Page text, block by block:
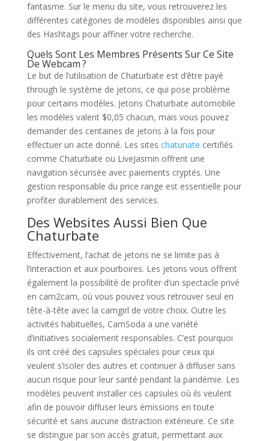
fantasme. Sur le menu du site, vous retrouverez les
différentes catégories de modèles disponibles ainsi que
des Hashtags pour affiner votre recherche.
Quels Sont Les Membres Présents Sur Ce Site
De Webcam ?
Le but de l’utilisation de Chaturbate est d’être payé
through le système de jetons, ce qui pose problème
pour certains modèles. Jetons Chaturbate automobile
les modèles valent $0,05 chacun, mais vous pouvez
demander des centaines de jetons à la fois pour
effectuer un acte donné. Les sites chatunate certifiés
comme Chaturbate ou LiveJasmin offrent une
navigation sécurisée avec paiements cryptés. Une
gestion responsable du price range est essentielle pour
profiter durablement des services.
Des Websites Aussi Bien Que
Chaturbate
Effectivement, l’achat de jetons ne se limite pas à
l’interaction et aux pourboires. Les jetons vous offrent
également la possibilité de profiter d’un spectacle privé
en cam2cam, où vous pouvez vous retrouver seul en
tête-à-tête avec la camgirl de votre choix. Outre les
activités habituelles, CamSoda a une variété
d’initiatives socialement responsables. C’est pourquoi
ils ont créé des capsules spéciales pour ceux qui
veulent s’isoler des autres et continuer à diffuser sans
aucun risque pour leur santé pendant la pandémie. Les
modèles peuvent installer ces capsules où ils veulent
afin de pouvoir diffuser leurs émissions en toute
sécurité et sans aucune distraction extérieure. Ce site
se distingue par son accès gratuit, permettant aux